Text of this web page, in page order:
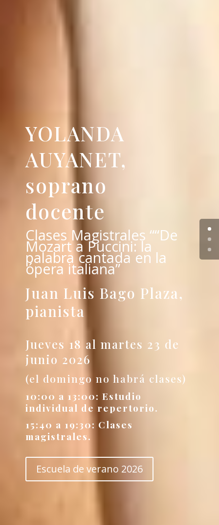
YOLANDA
AUYANET,
soprano
docente
Clases Magistrales ““De
Mozart a Puccini: la
palabra cantada en la
ópera italiana”
Juan Luis Bago Plaza,
pianista
Jueves 18 al martes 23 de
junio 2026
(el domingo no habrá clases)
10:00 a 13:00: Estudio
individual de repertorio.
15:40 a 19:30: Clases
magistrales.
Escuela de verano 2026